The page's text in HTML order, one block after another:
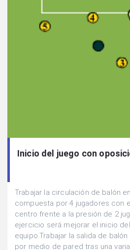
Inicio del juego con
Trabajar la circulación de balón
compuesta por 4 jugadores con
centro frente a la presión de 2
ejercicio será mejorar el inicio
equipo.Trabajar la salida de
por medio de pared tras una